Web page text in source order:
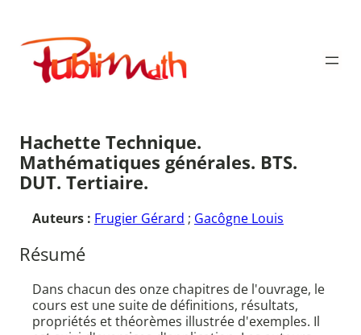
contenu
Publimath
Hachette Technique.
Mathématiques générales. BTS.
DUT. Tertiaire.
Auteurs : Frugier Gérard ; Gacôgne Louis
Résumé
Dans chacun des onze chapitres de l'ouvrage, le
cours est une suite de définitions, résultats,
propriétés et théorèmes illustrée d'exemples. Il